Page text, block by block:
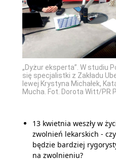
„Dyżur eksperta”. W studiu
się specjalistki z Zakładu
lewej Krystyna Michałek,
Mucha. Fot. Dorota Witt/PR
13 kwietnia weszły w
zwolnień lekarskich -
będzie bardziej
na zwolnieniu?